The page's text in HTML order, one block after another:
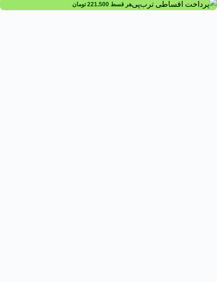
هر قسط 221.500 تومان